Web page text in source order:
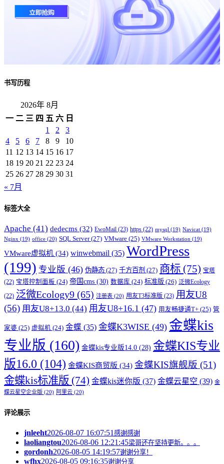
书写历程
2026年 8月
一 二 三 四 五 六 日
1
2
3
4
5 6 7 8 9
10
11 12 13 14 15 16 17
18 19 20 21 22 23 24
25 26 27 28 29 30 31
« 7月
标签大全
Apache (41) dedecms (32) EwoMail (23) https (22) mysql (19) Navicat (19)
Nginx (19) office (20) SQL Server(27) VMware (25) VMware Workstation (19)
VMware虚拟机 (34) winwebmail (35) WordPress
(199) 专业版 (46) 伪静态 (27) 千方百剂 (27) 商标 (75) 宝塔
(22) 宝塔控制面板 (24) 帝国cms (30) 数据库 (24) 标准版 (26) 泛微Ecology
(22) 泛微Ecology9 (65) 注册表 (20) 用友T3标准版 (23) 用友U8
(56) 用友U8+13.0 (44) 用友U8+16.1 (47) 用友畅捷通T+ (25) 管
家婆 (25) 虚拟机 (24) 金蝶 (35) 金蝶K3WISE (49) 金蝶kis
专业版 (160) 金蝶kis专业版14.0 (28) 金蝶KIS专业
版16.0 (104) 金蝶KIS商贸版 (34) 金蝶KIS旗舰版 (51)
金蝶kis标准版 (74) 金蝶kis迷你版 (37) 金蝶云星空 (39) 金
蝶云星空企业版 (20) 阿里云 (20)
评论展示
jnleeht2026-08-07 16:07:51 感谢感谢
laoliangtou2026-08-06 12:21:45梁哥还在坚持更新。。。
gordonh2026-08-05 14:19:57谢谢分享！
wfhx2026-08-05 09:16:35谢谢分享